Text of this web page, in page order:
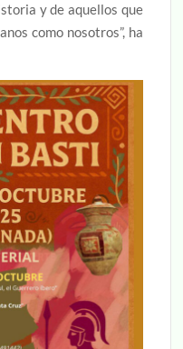
y de aquellos que
como nosotros”, ha